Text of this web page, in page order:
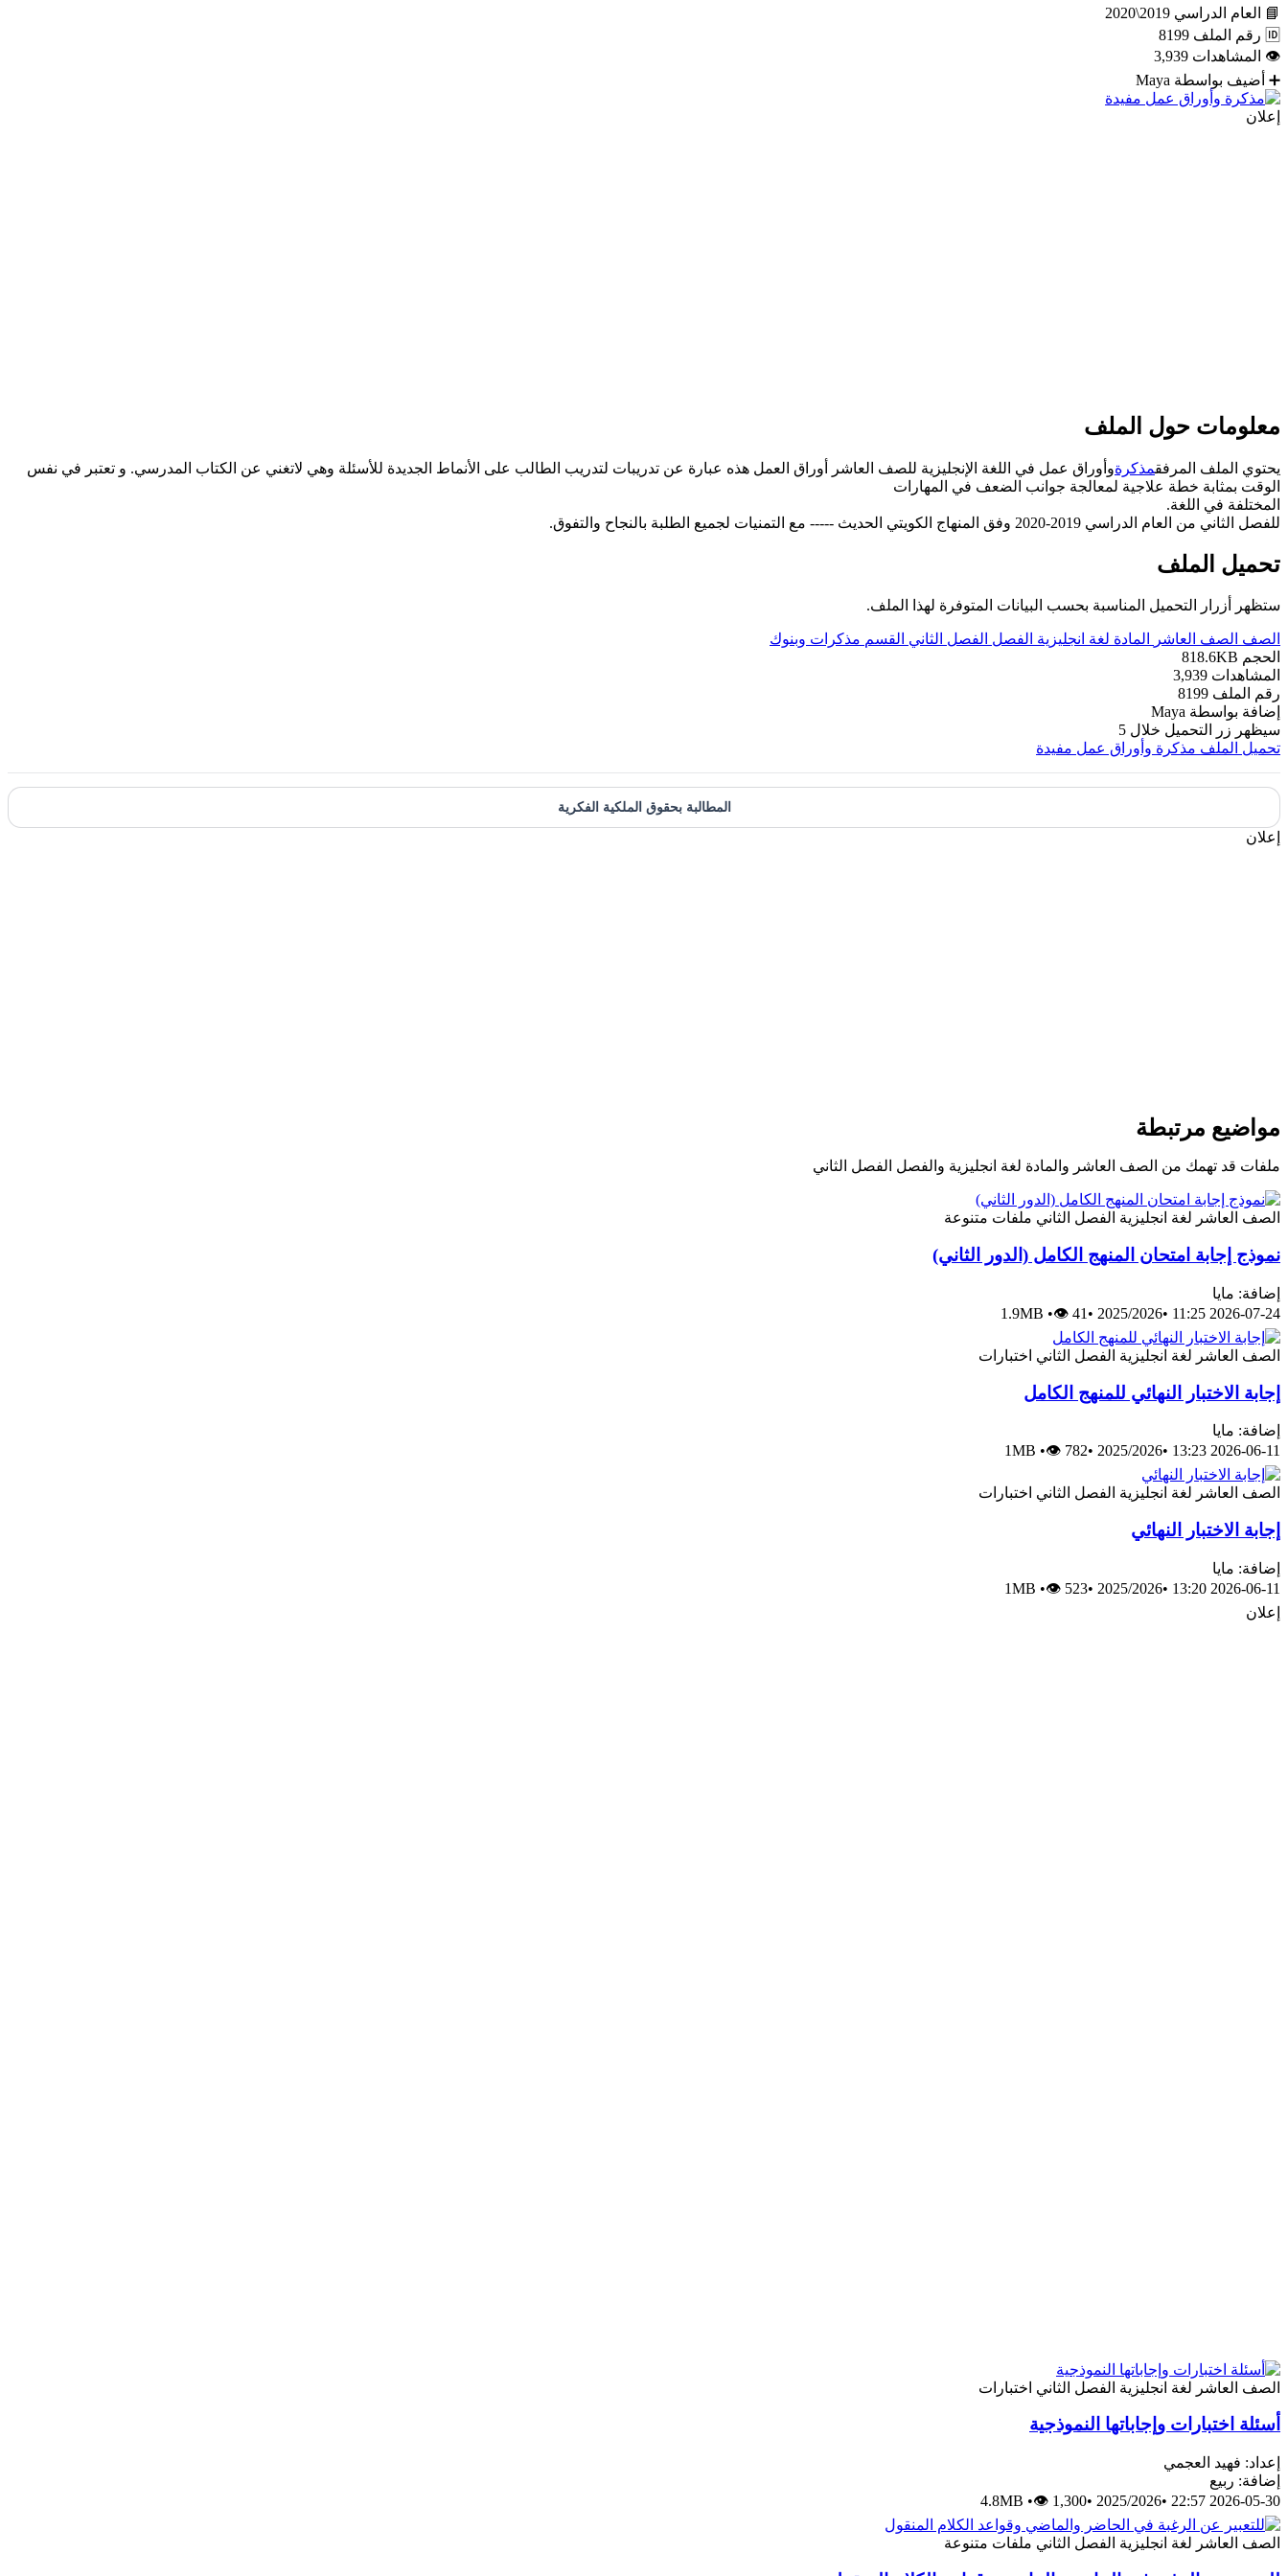
📘 العام الدراسي 2019\2020
🆔 رقم الملف 8199
👁 المشاهدات 3,939
➕ أضيف بواسطة Maya
إعلان
معلومات حول الملف
يحتوي الملف المرفقمذكرةوأوراق عمل في اللغة الإنجليزية للصف العاشر أوراق العمل هذه عبارة عن تدريبات لتدريب الطالب على الأنماط الجديدة للأسئلة وهي لاتغني عن الكتاب المدرسي. و تعتبر في نفس
الوقت بمثابة خطة علاجية لمعالجة جوانب الضعف في المهارات
المختلفة في اللغة.
للفصل الثاني من العام الدراسي 2019-2020 وفق المنهاج الكويتي الحديث ----- مع التمنيات لجميع الطلبة بالنجاح والتفوق.
تحميل الملف
ستظهر أزرار التحميل المناسبة بحسب البيانات المتوفرة لهذا الملف.
الصف الصف العاشر المادة لغة انجليزية الفصل الفصل الثاني القسم مذكرات وبنوك
الحجم 818.6KB
المشاهدات 3,939
رقم الملف 8199
إضافة بواسطة Maya
سيظهر زر التحميل خلال 5
تحميل الملف مذكرة وأوراق عمل مفيدة
المطالبة بحقوق الملكية الفكرية
إعلان
مواضيع مرتبطة
ملفات قد تهمك من الصف العاشر والمادة لغة انجليزية والفصل الفصل الثاني
الصف العاشر لغة انجليزية الفصل الثاني ملفات متنوعة
نموذج إجابة امتحان المنهج الكامل (الدور الثاني)
إضافة: مايا
2026-07-24 11:25
•
2025/2026
•
1.9MB •👁 41
الصف العاشر لغة انجليزية الفصل الثاني اختبارات
إجابة الاختبار النهائي للمنهج الكامل
إضافة: مايا
2026-06-11 13:23
•
2025/2026
•
1MB •👁 782
الصف العاشر لغة انجليزية الفصل الثاني اختبارات
إجابة الاختبار النهائي
إضافة: مايا
2026-06-11 13:20
•
2025/2026
•
1MB •👁 523
إعلان
الصف العاشر لغة انجليزية الفصل الثاني اختبارات
أسئلة اختبارات وإجاباتها النموذجية
إعداد: فهيد العجمي
إضافة: ربيع
2026-05-30 22:57
•
2025/2026
•
4.8MB •👁 1,300
الصف العاشر لغة انجليزية الفصل الثاني ملفات متنوعة